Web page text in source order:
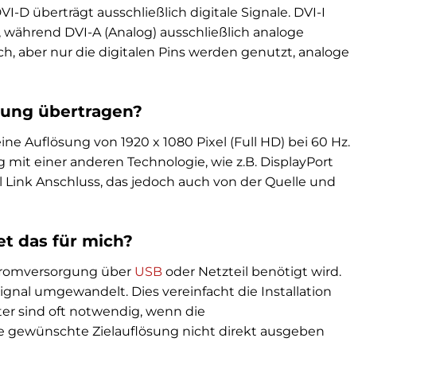
D überträgt ausschließlich digitale Signale. DVI-I
DVI-A (Analog) ausschließlich analoge
aber nur die digitalen Pins werden genutzt, analoge
übertragen?
Auflösung von 1920 x 1080 Pixel (Full HD) bei 60 Hz.
einer anderen Technologie, wie z.B. DisplayPort
Link Anschluss, das jedoch auch von der Quelle und
das für mich?
über USB oder Netzteil benötigt wird.
umgewandelt. Dies vereinfacht die Installation
sind oft notwendig, wenn die
gewünschte Zielauflösung nicht direkt ausgeben